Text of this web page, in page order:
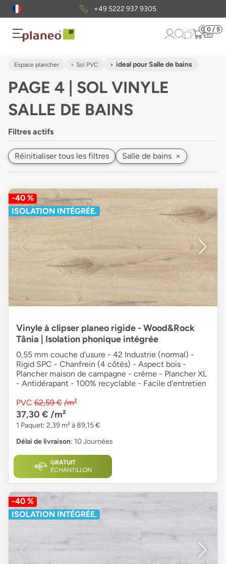
Envoi gratuit d'échantillons
0 0 / 5
Espace plancher Sol PVC ideal pour Salle de bains
PAGE 4 | SOL VINYLE
SALLE DE BAINS
Filtres actifs
Réinitialiser tous les filtres Salle de bains ×
-40 %
ISOLATION INTÉGRÉE.
Vinyle à clipser planeo rigide - Wood&Rock
Tânia | Isolation phonique intégrée
0,55 mm couche d'usure - 42 Industrie (normal) -
Rigid SPC - Chanfrein (4 côtés) - Aspect bois -
Plancher maison de campagne - crème - Plancher XL
- Antidérapant - 100% recyclable - Facile d'entretien
PVC 62,59 € /m²
37,30 € /m²
1 Paquet: 2,39 m² à 89,15 €
Délai de livraison: 10 Journées
GRATUIT
ÉCHANTILLON
-40 %
ISOLATION INTÉGRÉE.